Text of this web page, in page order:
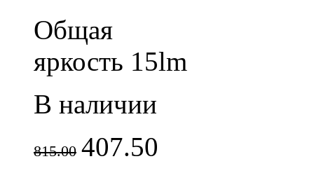
Общая
яркость 15lm
В наличии
815.00 407.50